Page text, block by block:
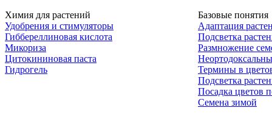
Химия для растений
Удобрения и стимуляторы
Гиббереллиновая кислота
Микориза
Цитокининовая паста
Гидрогель
Базовые понятия
Адаптация
Подсветка
Размножение
Термины в
Подсветка
Посадка цветов
Семена зимой